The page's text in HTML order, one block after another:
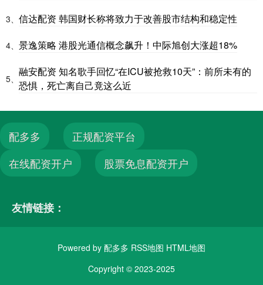
3、 信达配资 韩国财长称将致力于改善股市结构和稳定性
4、 景逸策略 港股光通信概念飙升！中际旭创大涨超18%
5、
融安配资 知名歌手回忆“在ICU被抢救10天”：前所未有的
恐惧，死亡离自己竟这么近
配多多
正规配资平台
在线配资开户
股票免息配资开户
友情链接：
Powered by 配多多 RSS地图 HTML地图
Copyright © 2023-2025